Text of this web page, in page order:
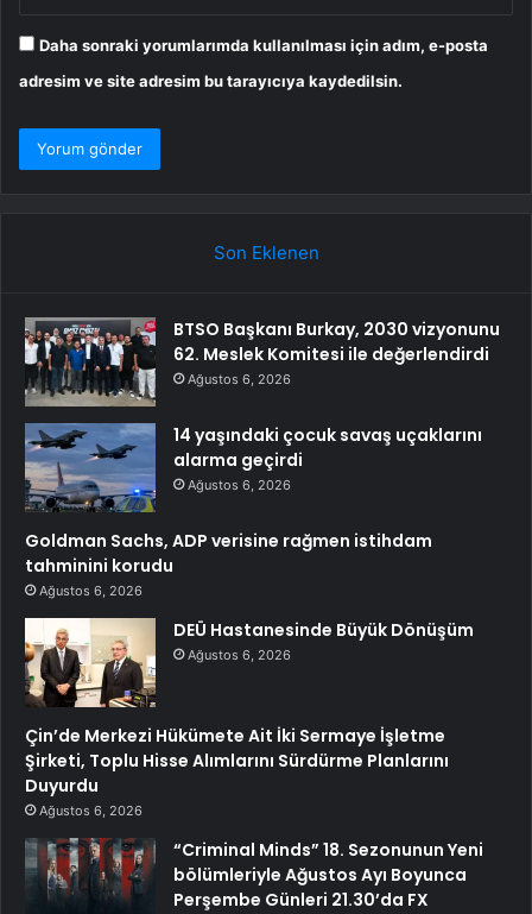
Daha sonraki yorumlarımda kullanılması için adım, e-posta
adresim ve site adresim bu tarayıcıya kaydedilsin.
Son Eklenen
BTSO Başkanı Burkay, 2030 vizyonunu
62. Meslek Komitesi ile değerlendirdi
Ağustos 6, 2026
14 yaşındaki çocuk savaş uçaklarını
alarma geçirdi
Ağustos 6, 2026
Goldman Sachs, ADP verisine rağmen istihdam
tahminini korudu
Ağustos 6, 2026
DEÜ Hastanesinde Büyük Dönüşüm
Ağustos 6, 2026
Çin’de Merkezi Hükümete Ait İki Sermaye İşletme
Şirketi, Toplu Hisse Alımlarını Sürdürme Planlarını
Duyurdu
Ağustos 6, 2026
“Criminal Minds” 18. Sezonunun Yeni
bölümleriyle Ağustos Ayı Boyunca
Perşembe Günleri 21.30’da FX